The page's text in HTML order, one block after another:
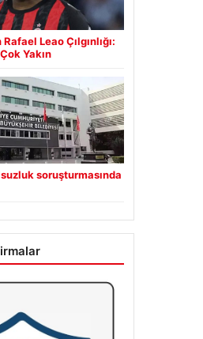
Leao Çılgınlığı:
Yakın
soruşturmasında